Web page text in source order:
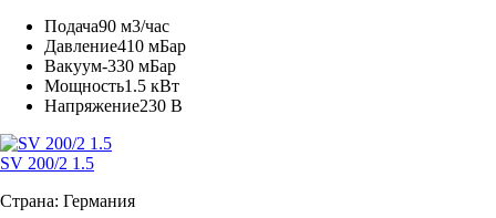
Подача90 м3/час
Давление410 мБар
Вакуум-330 мБар
Мощность1.5 кВт
Напряжение230 В
SV 200/2 1.5
Страна: Германия